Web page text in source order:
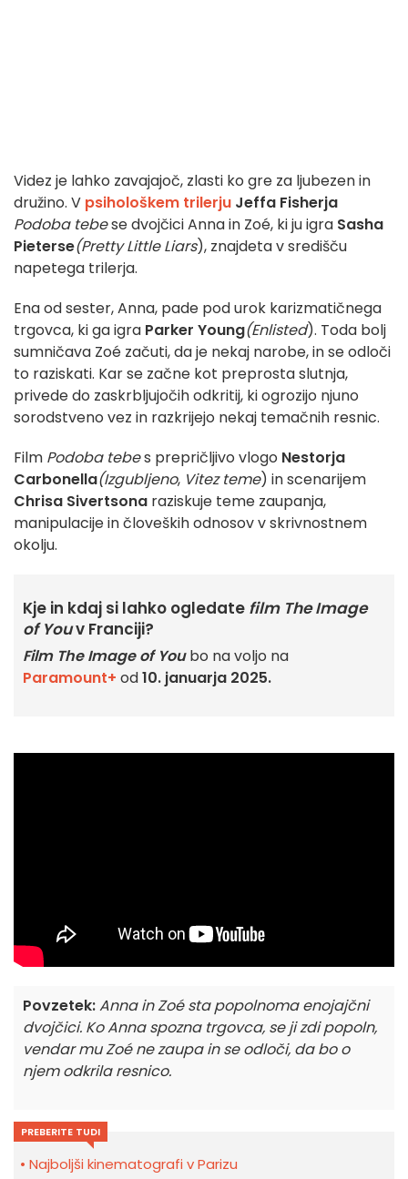
Videz je lahko zavajajoč, zlasti ko gre za ljubezen in
družino. V psihološkem trilerju Jeffa Fisherja
Podoba tebese dvojčici Anna in Zoé, ki ju igra Sasha
Pieterse(Pretty Little Liars), znajdeta v središču
napetega trilerja.
Ena od sester, Anna, pade pod urok karizmatičnega
trgovca, ki ga igra Parker Young(Enlisted). Toda bolj
sumničava Zoé začuti, da je nekaj narobe, in se odloči
to raziskati. Kar se začne kot preprosta slutnja,
privede do zaskrbljujočih odkritij, ki ogrozijo njuno
sorodstveno vez in razkrijejo nekaj temačnih resnic.
Film Podoba tebes prepričljivo vlogo Nestorja
Carbonella(Izgubljeno, Vitez teme) in scenarijem
Chrisa Sivertsona raziskuje teme zaupanja,
manipulacije in človeških odnosov v skrivnostnem
okolju.
Kje in kdaj si lahko ogledate film The Image
of Youv Franciji?
Film The Image of Youbo na voljo na
Paramount+ od10. januarja 2025.
Povzetek:Anna in Zoé sta popolnoma enojajčni
dvojčici. Ko Anna spozna trgovca, se ji zdi popoln,
vendar mu Zoé ne zaupa in se odloči, da bo o
njem odkrila resnico.
PREBERITE TUDI
Najboljši kinematografi v Parizu